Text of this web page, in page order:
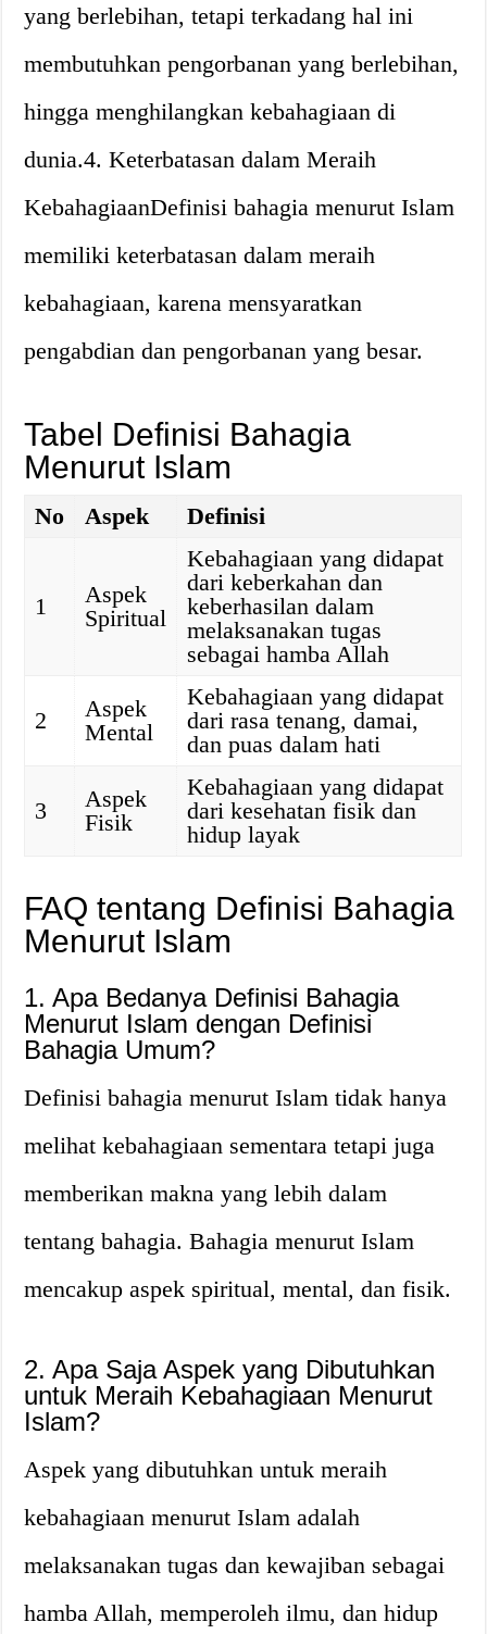
yang berlebihan, tetapi terkadang hal ini
membutuhkan pengorbanan yang berlebihan,
hingga menghilangkan kebahagiaan di
dunia.4. Keterbatasan dalam Meraih
KebahagiaanDefinisi bahagia menurut Islam
memiliki keterbatasan dalam meraih
kebahagiaan, karena mensyaratkan
pengabdian dan pengorbanan yang besar.
Tabel Definisi Bahagia
Menurut Islam
No Aspek Definisi
1
Aspek
Spiritual
Kebahagiaan yang didapat
dari keberkahan dan
keberhasilan dalam
melaksanakan tugas
sebagai hamba Allah
2
Aspek
Mental
Kebahagiaan yang didapat
dari rasa tenang, damai,
dan puas dalam hati
3
Aspek
Fisik
Kebahagiaan yang didapat
dari kesehatan fisik dan
hidup layak
FAQ tentang Definisi Bahagia
Menurut Islam
1. Apa Bedanya Definisi Bahagia
Menurut Islam dengan Definisi
Bahagia Umum?
Definisi bahagia menurut Islam tidak hanya
melihat kebahagiaan sementara tetapi juga
memberikan makna yang lebih dalam
tentang bahagia. Bahagia menurut Islam
mencakup aspek spiritual, mental, dan fisik.
2. Apa Saja Aspek yang Dibutuhkan
untuk Meraih Kebahagiaan Menurut
Islam?
Aspek yang dibutuhkan untuk meraih
kebahagiaan menurut Islam adalah
melaksanakan tugas dan kewajiban sebagai
hamba Allah, memperoleh ilmu, dan hidup